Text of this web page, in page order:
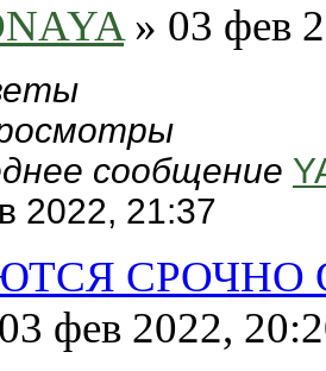
» 03 фев
сообщение
2022, 21:37
СРОЧНО
фев 2022,